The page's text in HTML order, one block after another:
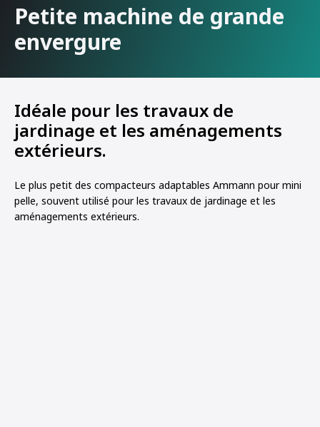
Petite machine de grande
envergure
Idéale pour les travaux de
jardinage et les aménagements
extérieurs.
Le plus petit des compacteurs adaptables Ammann pour mini
pelle, souvent utilisé pour les travaux de jardinage et les
aménagements extérieurs.